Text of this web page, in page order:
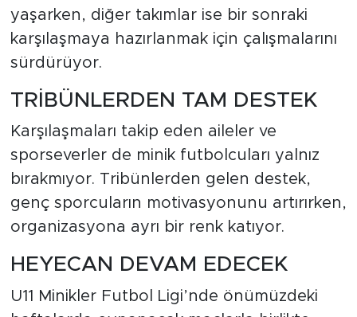
yaşarken, diğer takımlar ise bir sonraki
karşılaşmaya hazırlanmak için çalışmalarını
sürdürüyor.
TRİBÜNLERDEN TAM DESTEK
Karşılaşmaları takip eden aileler ve
sporseverler de minik futbolcuları yalnız
bırakmıyor. Tribünlerden gelen destek,
genç sporcuların motivasyonunu artırırken,
organizasyona ayrı bir renk katıyor.
HEYECAN DEVAM EDECEK
U11 Minikler Futbol Ligi’nde önümüzdeki